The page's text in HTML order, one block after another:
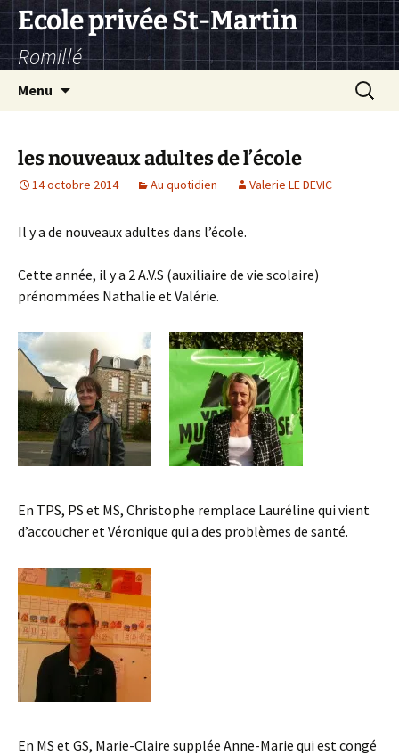
Aller
au
contenu
Ecole privée St-Martin
Romillé
Menu
les nouveaux adultes de l’école
14 octobre 2014 Au quotidien Valerie LE DEVIC
Il y a de nouveaux adultes dans l’école.
Cette année, il y a 2 A.V.S (auxiliaire de vie scolaire)
prénommées Nathalie et Valérie.
En TPS, PS et MS, Christophe remplace Lauréline qui vient
d’accoucher et Véronique qui a des problèmes de santé.
En MS et GS, Marie-Claire supplée Anne-Marie qui est congé